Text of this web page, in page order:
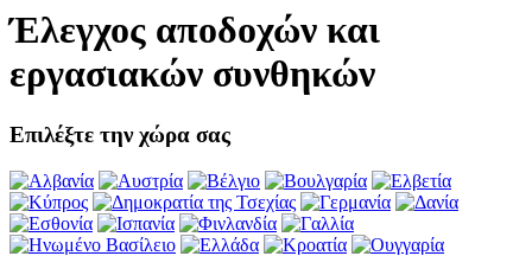
Έλεγχος αποδοχών και
εργασιακών συνθηκών
Επιλέξτε την χώρα σας